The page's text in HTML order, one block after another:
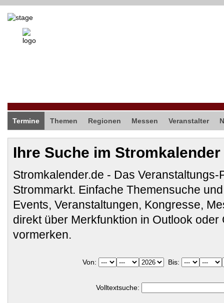
Termine Themen Regionen Messen Veranstalter
Ihre Suche im Stromkalender
Stromkalender.de - Das Veranstaltungs-
Strommarkt. Einfache Themensuche
Events, Veranstaltungen, Kongresse,
direkt über Merkfunktion in Outlook oder
vormerken.
Von: Bis:
Volltextsuche: